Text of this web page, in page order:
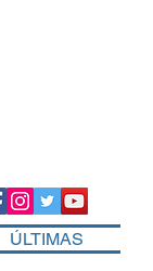
ÚLTIMAS